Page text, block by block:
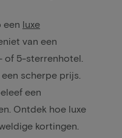
een luxe
van een
of 5-sterrenhotel.
scherpe prijs.
een
Ontdek hoe luxe
kortingen.